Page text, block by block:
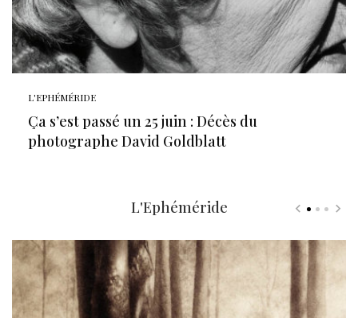
L'EPHÉMÉRIDE
Ça s’est passé un 25 juin : Décès du
photographe David Goldblatt
L'Ephéméride